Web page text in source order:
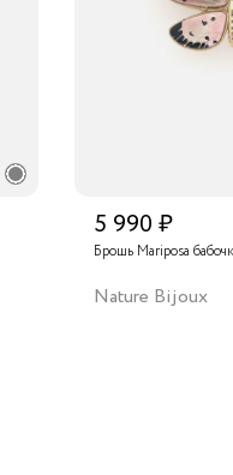
5 990 ₽
Брошь Mariposa
Nature Bijoux